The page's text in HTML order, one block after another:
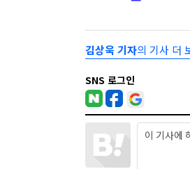
김상욱 기자의 기사 더
SNS 로그인